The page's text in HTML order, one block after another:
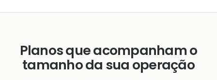
Planos que acompanham o
tamanho da sua operação